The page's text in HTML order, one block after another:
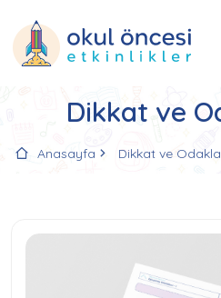
Dikkat ve
Anasayfa Dikkat ve